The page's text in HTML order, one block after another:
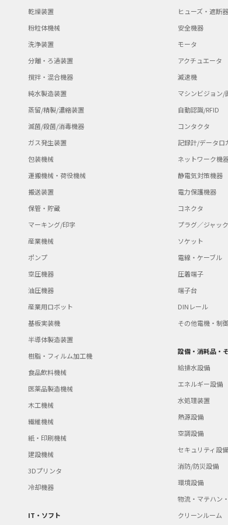
乾燥装置
粉粒体機械
洗浄装置
分離・ろ過装置
撹拌・混合機器
純水製造装置
蒸留/精製/濃縮装置
滅菌/殺菌/消毒機器
ガス発生装置
包装機械
運搬機械・荷役機械
搬送装置
保管・貯蔵
マーキング/印字
産業機械
ポンプ
空圧機器
油圧機器
産業用ロボット
基板実装機
半導体製造装置
樹脂・フィルム加工機
食品飲料機械
医薬品製造機械
木工機械
繊維機械
紙・印刷機械
建設機械
3Dプリンタ
冷却機器
IT・ソフト
ヒューズ・遮断器
安全機器
モータ
アクチュエータ
減速機
マシンビジョン/
自動認識/RFID
コンタクタ
記録計/データロ
ネットワーク機
静電気対策機器
電力保護機器
コネクタ
プラグ／ジャック
ソケット
電線・ケーブル
圧着端子
端子台
DINレール
その他電機・制御
設備・消耗品・
給排水設備
エネルギー設備
水処理装置
熱源設備
空調設備
セキュリティ設備
消防/防災設備
環境設備
物流・マテハン
クリーンルーム